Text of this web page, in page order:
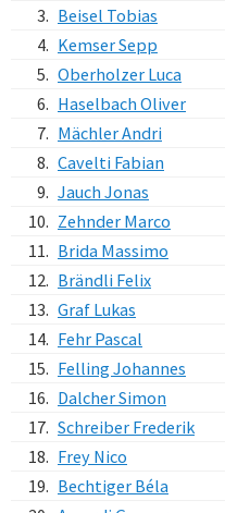
3. Beisel Tobias
4. Kemser Sepp
5. Oberholzer Luca
6. Haselbach Oliver
7. Mächler Andri
8. Cavelti Fabian
9. Jauch Jonas
10. Zehnder Marco
11. Brida Massimo
12. Brändli Felix
13. Graf Lukas
14. Fehr Pascal
15. Felling Johannes
16. Dalcher Simon
17. Schreiber Frederik
18. Frey Nico
19. Bechtiger Béla